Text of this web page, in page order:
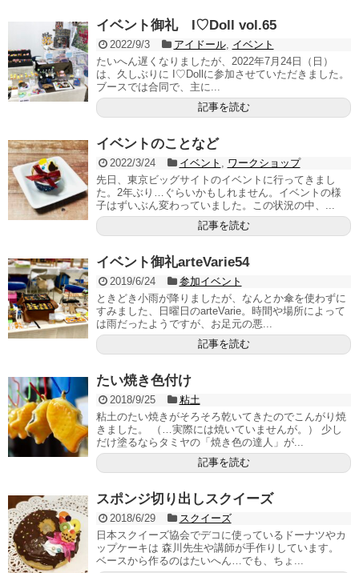
イベント御礼 I♡Doll vol.65
2022/9/3 アイドール, イベント
たいへん遅くなりましたが、2022年7月24日（日）
は、久しぶりに I♡Dollに参加させていただきました。
ブースでは合同で、主に...
記事を読む
イベントのことなど
2022/3/24 イベント
ワークショップ
先日、東京ビッグサイトのイベントに行ってきまし
た。2年ぶり…ぐらいかもしれません。イベントの様
子はずいぶん変わっていました。この状況の中、...
記事を読む
イベント御礼arteVarie54
2019/6/24
参加イベント
ときどき小雨が降りましたが、なんとか傘を使わずに
すみました、日曜日のarteVarie。時間や場所によって
は雨だったようですが、お足元の悪...
記事を読む
たい焼き色付け
2018/9/25
粘土
粘土のたい焼きがそろそろ乾いてきたのでこんがり焼
きました。 （…実際には焼いていませんが。） 少し
だけ塗るならタミヤの「焼き色の達人」が...
記事を読む
スポンジ切り出しスクイーズ
2018/6/29
スクイーズ
日本スクイーズ協会でデコに使っているドーナツやカ
ップケーキは 森川先生や講師が手作りしています。
ベースから作るのはたいへん…でも、ちょ...